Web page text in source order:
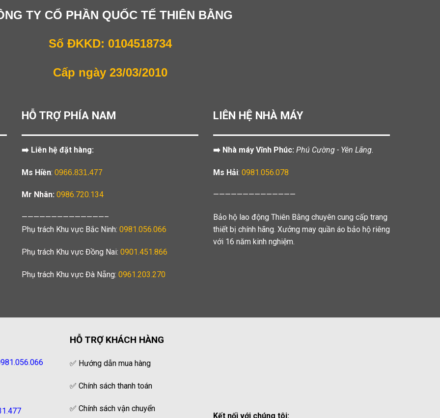
TY CỔ PHẦN QUỐC TẾ THIÊN BẰNG
Số ĐKKD: 0104518734
Cấp ngày 23/03/2010
HỖ TRỢ PHÍA NAM
➡️ Liên hệ đặt hàng:
Ms Hiền: 0966.831.477
Mr Nhân: 0986.720.134
——————————————–
Phụ trách Khu vực Bắc Ninh: 0981.056.066
Phụ trách Khu vực Đồng Nai: 0901.451.866
Phụ trách Khu vực Đà Nẵng: 0961.203.270
LIÊN HỆ NHÀ MÁY
➡️ Nhà máy Vĩnh Phúc: Phú Cường - Yên Lãng.
Ms Hải: 0981.056.078
——————————————
Bảo hộ lao động Thiên Bằng chuyên cung cấp trang
thiết bị chính hãng. Xưởng may quần áo bảo hộ riêng
với 16 năm kinh nghiệm.
HỖ TRỢ KHÁCH HÀNG
✅ Hướng dẫn mua hàng
✅ Chính sách thanh toán
✅ Chính sách vận chuyển
Kết nối với chúng tôi: